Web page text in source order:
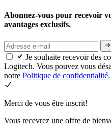
Abonnez-vous pour recevoir
avantages exclusifs.
Je souhaite recevoir des
Logitech. Vous pouvez vous
notre Politique de confidentialité.
Merci de vous être inscrit!
Vous recevrez une offre de